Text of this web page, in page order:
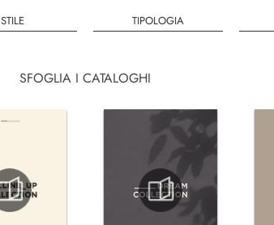
STILE TIPOLOGIA
SFOGLIA I CATALOGHI